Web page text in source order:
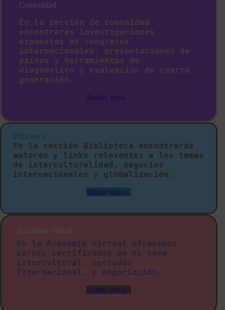
Comunidad
En la sección de comunidad
encontrarás investigaciones
expuestas en congresos
internacionales, presentaciones de
países y herramientas de
diagnóstico y evaluación de cuarta
generación.
Biblioteca
En la sección Biblioteca encontrarás
autores y links relevantes a los temas
de interculturalidad, negocios
internacionales y globalización.
Saber más…
Academia Virtual
En la Academia Virtual ofrecemos
cursos certificados en el tema
intercultural, mercadeo
Internacional, y negociación.
Saber más…